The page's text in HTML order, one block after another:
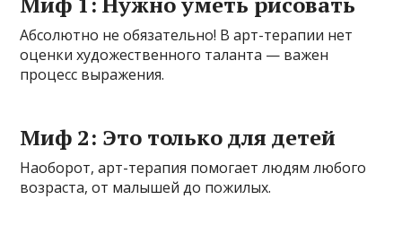
Абсолютно не обязательно! В арт-терапии нет
оценки художественного таланта — важен
процесс выражения.
Миф 2: Это только для детей
Наоборот, арт-терапия помогает людям любого
возраста, от малышей до пожилых.